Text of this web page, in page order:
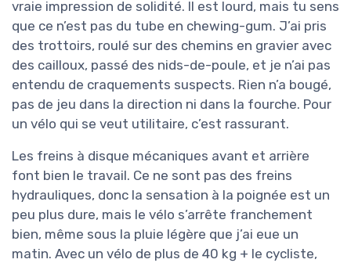
vraie impression de solidité. Il est lourd, mais tu sens
que ce n’est pas du tube en chewing-gum. J’ai pris
des trottoirs, roulé sur des chemins en gravier avec
des cailloux, passé des nids-de-poule, et je n’ai pas
entendu de craquements suspects. Rien n’a bougé,
pas de jeu dans la direction ni dans la fourche. Pour
un vélo qui se veut utilitaire, c’est rassurant.
Les freins à disque mécaniques avant et arrière
font bien le travail. Ce ne sont pas des freins
hydrauliques, donc la sensation à la poignée est un
peu plus dure, mais le vélo s’arrête franchement
bien, même sous la pluie légère que j’ai eue un
matin. Avec un vélo de plus de 40 kg + le cycliste,